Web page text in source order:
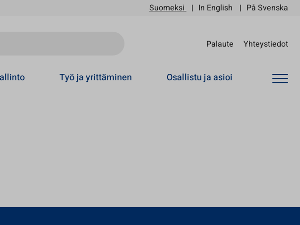
Suomeksi In English På Svenska
Palaute Yhteystiedot
Työ ja yrittäminen Osallistu ja asioi